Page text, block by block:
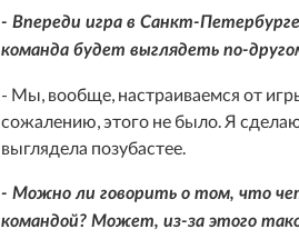
- Впереди игра в Санкт-
команда будет выглядеть по-
- Мы, вообще, настраиваемся от
сожалению, этого не было. Я
выглядела позубастее.
- Можно ли говорить о том, что
командой? Может, из-за этого